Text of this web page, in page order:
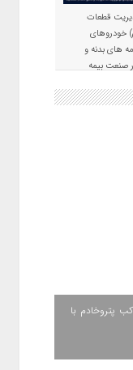
قطعات
خودروهای
های بدنه و
بیمه
پتروخادم با